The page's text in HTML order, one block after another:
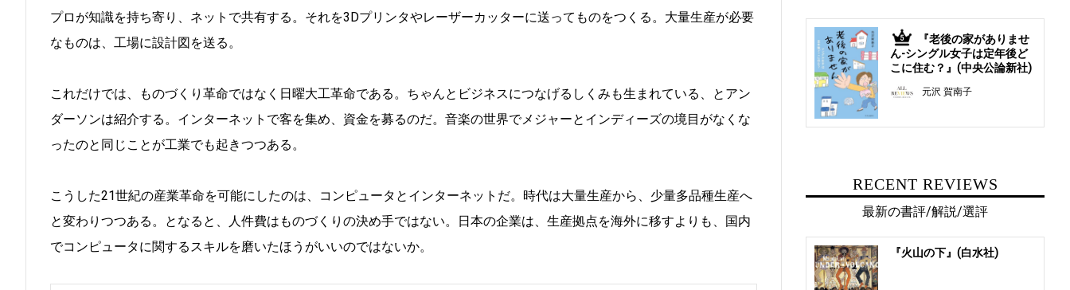
プロが知識を持ち寄り、ネットで共有する。それを3Dプリンタやレーザーカッターに送ってものをつくる。大量生産が必要
なものは、工場に設計図を送る。
これだけでは、ものづくり革命ではなく日曜大工革命である。ちゃんとビジネスにつなげるしくみも生まれている、とアン
ダーソンは紹介する。インターネットで客を集め、資金を募るのだ。音楽の世界でメジャーとインディーズの境目がなくな
ったのと同じことが工業でも起きつつある。
こうした21世紀の産業革命を可能にしたのは、コンピュータとインターネットだ。時代は大量生産から、少量多品種生産へ
と変わりつつある。となると、人件費はものづくりの決め手ではない。日本の企業は、生産拠点を海外に移すよりも、国内
でコンピュータに関するスキルを磨いたほうがいいのではないか。
5
『老後の家がありませ
ん-シングル女子は定年後ど
こに住む？』(中央公論新社)
元沢 賀南子
RECENT REVIEWS
最新の書評/解説/選評
『火山の下』(白水社)